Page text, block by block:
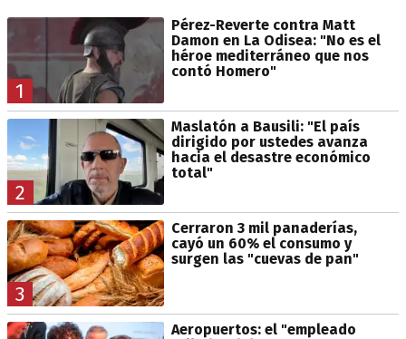
1
Pérez-Reverte contra Matt
Damon en La Odisea: "No es el
héroe mediterráneo que nos
contó Homero"
2
Maslatón a Bausili: "El país
dirigido por ustedes avanza
hacia el desastre económico
total"
3
Cerraron 3 mil panaderías,
cayó un 60% el consumo y
surgen las "cuevas de pan"
Aeropuertos: el "empleado